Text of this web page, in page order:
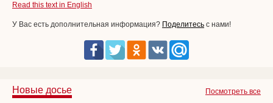
Read this text in English
У Вас есть дополнительная информация? Поделитесь с нами!
Посмотреть все
Новые досье